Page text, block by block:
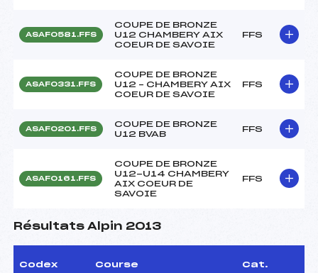
ASAF0581.FFS
COUPE DE BRONZE
U12 CHAMBERY AIX
COEUR DE SAVOIE
FFS
ASAF0331.FFS
COUPE DE BRONZE
U12 – CHAMBERY AIX
COEUR DE SAVOIE
FFS
ASAF0201.FFS
COUPE DE BRONZE
U12 BVAB
FFS
ASAF0161.FFS
COUPE DE BRONZE
U12-U14 CHAMBERY
AIX COEUR DE
SAVOIE
FFS
Résultats Alpin 2013
Codex Course Cat.